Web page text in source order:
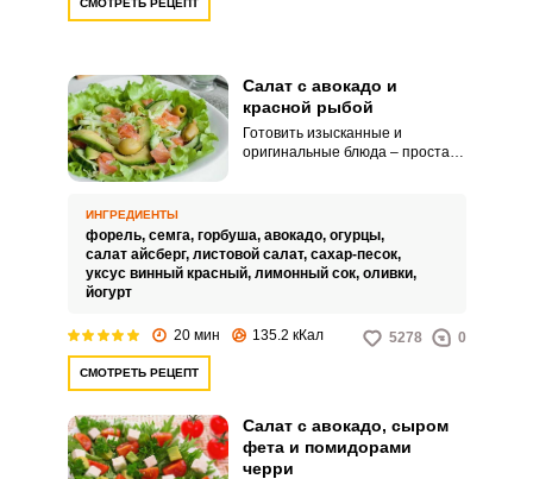
СМОТРЕТЬ РЕЦЕПТ
Салат с авокадо и
красной рыбой
Готовить изысканные и
оригинальные блюда – простая
авокадо и красной рыбой удивит
вас и ваших домочадцев
необычностью вкуса и
легкостью.
ИНГРЕДИЕНТЫ
форель, семга, горбуша, авокадо, огурцы,
салат айсберг, листовой салат, сахар-песок,
уксус винный красный, лимонный сок, оливки,
йогурт
20 мин 135.2 кКал 5278 0
СМОТРЕТЬ РЕЦЕПТ
Салат с авокадо, сыром
фета и помидорами
черри